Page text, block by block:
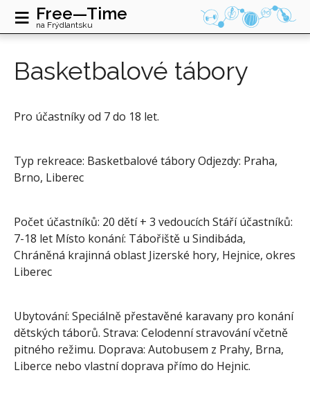
≡ Free—Time
na Frýdlantsku
Basketbalové tábory
Pro účastníky od 7 do 18 let.
Typ rekreace: Basketbalové tábory Odjezdy: Praha,
Brno, Liberec
Počet účastníků: 20 dětí + 3 vedoucích Stáří účastníků:
7-18 let Místo konání: Tábořiště u Sindibáda,
Chráněná krajinná oblast Jizerské hory, Hejnice, okres
Liberec
Ubytování: Speciálně přestavěné karavany pro konání
dětských táborů. Strava: Celodenní stravování včetně
pitného režimu. Doprava: Autobusem z Prahy, Brna,
Liberce nebo vlastní doprava přímo do Hejnic.